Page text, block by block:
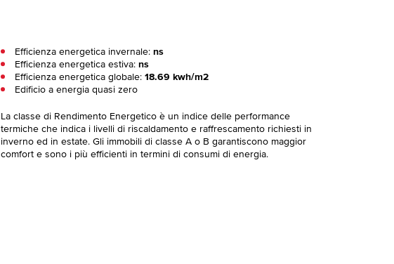
Efficienza energetica invernale:ns
Efficienza energetica estiva:ns
Efficienza energetica globale:18.69 kwh/m2
Edificio a energia quasi zero
La classe di Rendimento Energetico è un indice delle performance
termiche che indica i livelli di riscaldamento e raffrescamento richiesti in
inverno ed in estate. Gli immobili di classe A o B garantiscono maggior
comfort e sono i più efficienti in termini di consumi di energia.